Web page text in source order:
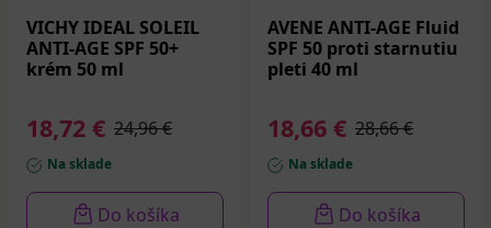
VICHY IDEAL SOLEIL
ANTI-AGE SPF 50+
krém 50 ml
18,72 € 24,96 €
Na sklade
Do košíka
AVENE ANTI-AGE Fluid
SPF 50 proti starnutiu
pleti 40 ml
18,66 € 28,66 €
Na sklade
Do košíka